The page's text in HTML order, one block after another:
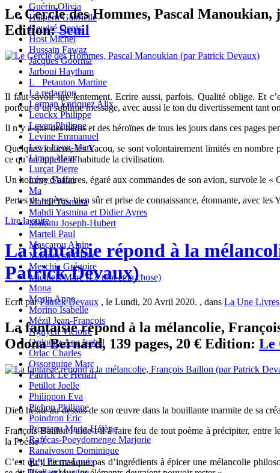
Guérin Olivia
Halpern Gabrielle
Heudré Denis
Host Michel
Hussain Fawaz
Jacques Goorma
Jarboui Haytham
L_ Petauton Martine
La redaction
Lerman Enriquez Alix
Leuckx Philippe
Leven Philippe
Levine Emmanuel
Levy Leon-Marc
Limon Hans
Lurçat Pierre
Lévy Shaun
Ma
Mahdi Yasmina
Mahdi Yasmina et Didier Ayres
Makutu Joseph-Hubert
Martell Paul
Mascarou Alain
Mazaleyrat Claire
Meschia Grégoire
Michiels Marc (Le mot et la chose)
Mona
Morin Anne
Morino Isabelle
Mézil Jean-François
Nguyen Victoire
Ordoñez Ana Isabel
Orlac Charles
Ossorguine Marc
Patrick Le Henaff
Petillot Joelle
Philippon Eva
Pichon Philippe
Poindron Eric
Prouteau Marie-Hélène
Rafécas-Poeydomenge Marjorie
Ranaivoson Dominique
Rey Pierre-Louis
Le Cercle des Hommes, Pascal Manoukian,
Edition:Seuil
Il faut savoir lire lentement. Ecrire aussi, parfois. Qualité oblige. Et
porteur d’un sublime message, avec aussi le ton du divertissement tant
Il n’y a que des héros et des héroïnes de tous les jours dans ces pages
Quelques indiens, les Yacou, se sont volontairement limités en nombre
ce qu’on appelle d’habitude la civilisation.
Un homme d’affaires, égaré aux commandes de son avion, survole le «
Pertes de repères, bien sûr et prise de connaissance, étonnante, avec les
Lire la suite
La fantaisie répond à la
Patrick Devaux)
Ecrit parPatrick Devaux , le Lundi, 20 Avril 2020. , dans La Une Livres
La fantaisie répond à la mélancolie,
Odona Bernard, 139 pages, 20 € Edition: Le
Dieu hésite au-dessus de son œuvre dans la bouillante marmite de sa
François Baillon l’aide-t-il à faire feu de tout poème à précipiter, entre
la Poésie ?
C’est qu’il ne manque pas d’ingrédients à épicer une mélancolie